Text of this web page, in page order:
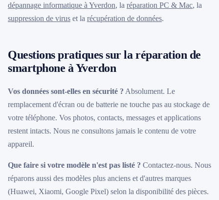
dépannage informatique à Yverdon, la réparation PC & Mac, la
suppression de virus et la récupération de données.
Questions pratiques sur la réparation de
smartphone à Yverdon
Vos données sont-elles en sécurité ? Absolument. Le
remplacement d'écran ou de batterie ne touche pas au stockage de
votre téléphone. Vos photos, contacts, messages et applications
restent intacts. Nous ne consultons jamais le contenu de votre
appareil.
Que faire si votre modèle n'est pas listé ? Contactez-nous. Nous
réparons aussi des modèles plus anciens et d'autres marques
(Huawei, Xiaomi, Google Pixel) selon la disponibilité des pièces.